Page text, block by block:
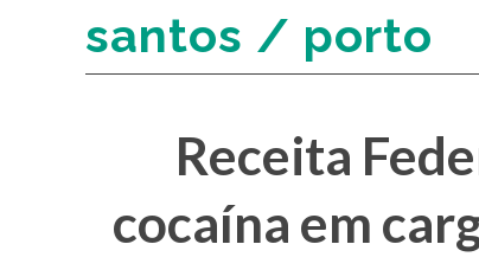
santos / porto
Receita
cocaína em